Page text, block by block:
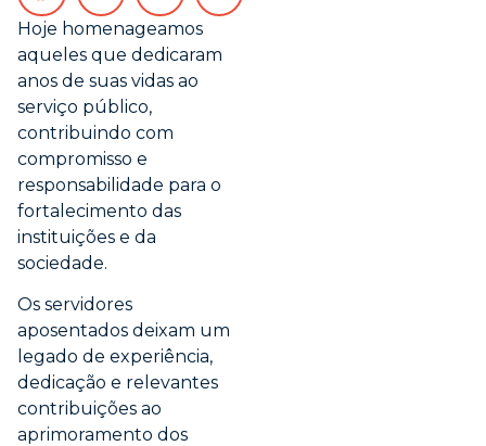
Hoje homenageamos
aqueles que dedicaram
anos de suas vidas ao
serviço público,
contribuindo com
compromisso e
responsabilidade para o
fortalecimento das
instituições e da
sociedade.
Os servidores
aposentados deixam um
legado de experiência,
dedicação e relevantes
contribuições ao
aprimoramento dos